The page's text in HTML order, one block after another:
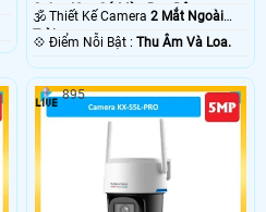
Color 40m Có Màu Ban Ðêm.
🕉️ Thiết Kế Camera2 Mắt Ngoài
Trời.
️💠 Điểm Nỗi Bật :Thu Âm Và Loa.
895